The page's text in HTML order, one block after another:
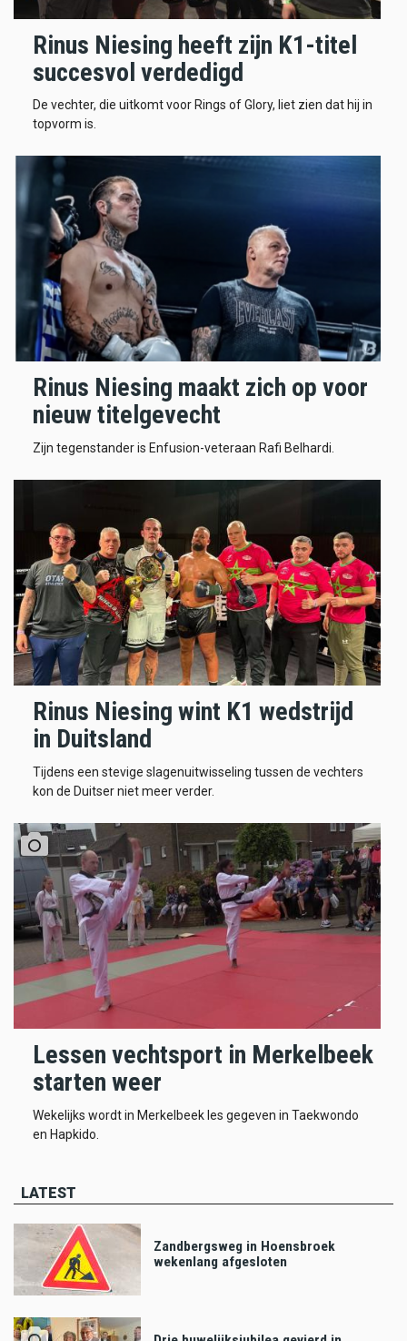
Rinus Niesing heeft zijn K1-titel
succesvol verdedigd
De vechter, die uitkomt voor Rings of Glory, liet zien dat hij in
topvorm is.
Rinus Niesing maakt zich op voor
nieuw titelgevecht
Zijn tegenstander is Enfusion-veteraan Rafi Belhardi.
Rinus Niesing wint K1 wedstrijd
in Duitsland
Tijdens een stevige slagenuitwisseling tussen de vechters
kon de Duitser niet meer verder.
Lessen vechtsport in Merkelbeek
starten weer
Wekelijks wordt in Merkelbeek les gegeven in Taekwondo
en Hapkido.
LATEST
Zandbergsweg in Hoensbroek
wekenlang afgesloten